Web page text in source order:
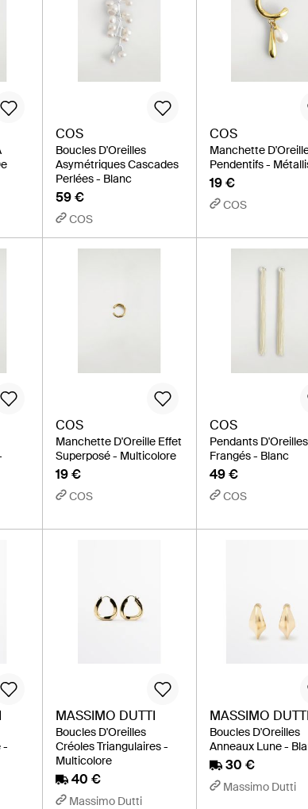
COS
Boucles D'Oreilles
Asymétriques Cascades
Perlées - Blanc
59 €
COS
COS
Manchette
Pendentifs -
19 €
COS
COS
Manchette D'Oreille Effet
Superposé - Multicolore
19 €
COS
COS
Pendants D'Oreilles
Frangés - Blanc
49 €
COS
-
MASSIMO DUTTI
Boucles D'Oreilles
Créoles Triangulaires -
Multicolore
40 €
Massimo Dutti
MASSIMO DUTTI
Boucles D'Oreilles
Anneaux Lune -
30 €
Massimo Dutti